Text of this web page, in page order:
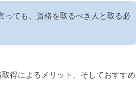
っても、資格を取るべき人と取る必
得によるメリット、そしておすすめ